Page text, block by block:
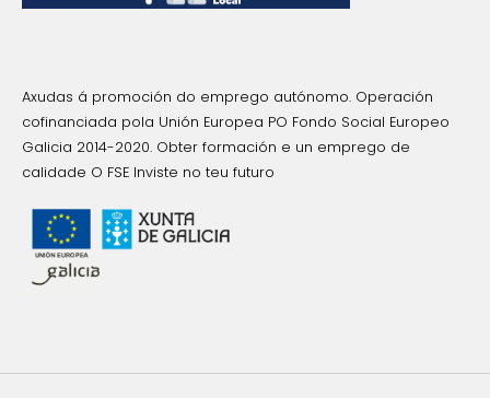
Axudas á promoción do emprego autónomo. Operación
cofinanciada pola Unión Europea PO Fondo Social Europeo
Galicia 2014-2020. Obter formación e un emprego de
calidade O FSE Inviste no teu futuro